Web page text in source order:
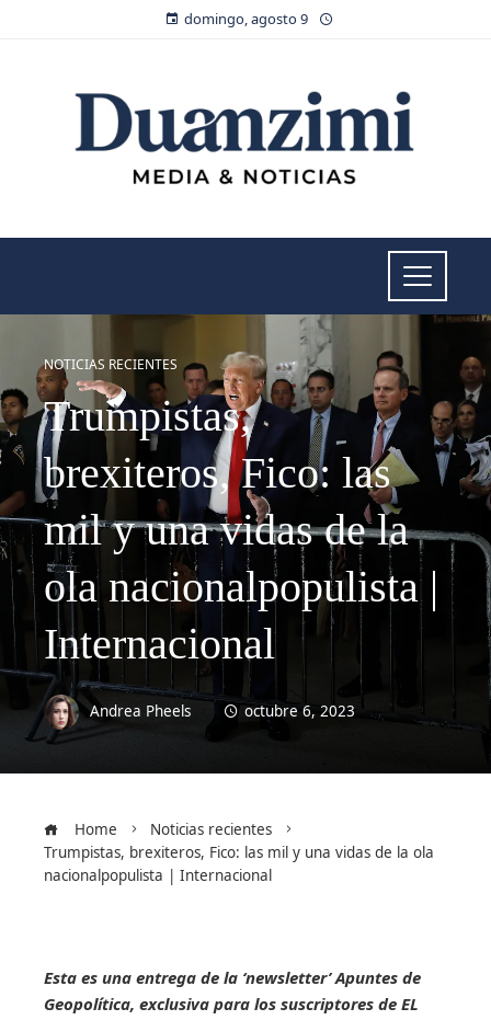
domingo, agosto 9
NOTICIAS RECIENTES
Trumpistas,
brexiteros, Fico: las
mil y una vidas de la
ola nacionalpopulista |
Internacional
Andrea Pheels octubre 6, 2023
Home
Noticias recientes
Trumpistas, brexiteros, Fico: las mil y una vidas de la ola
nacionalpopulista | Internacional
Esta es una entrega de la ‘newsletter’ Apuntes de
Geopolítica, exclusiva para los suscriptores de EL